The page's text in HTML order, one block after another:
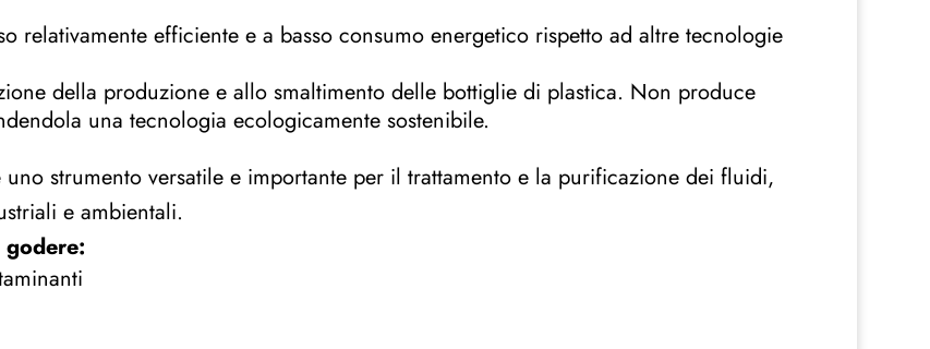
relativamente efficiente e a basso consumo energetico rispetto ad altre tecnologie
della produzione e allo smaltimento delle bottiglie di plastica. Non produce
una tecnologia ecologicamente sostenibile.
strumento versatile e importante per il trattamento e la purificazione dei fluidi,
e ambientali.